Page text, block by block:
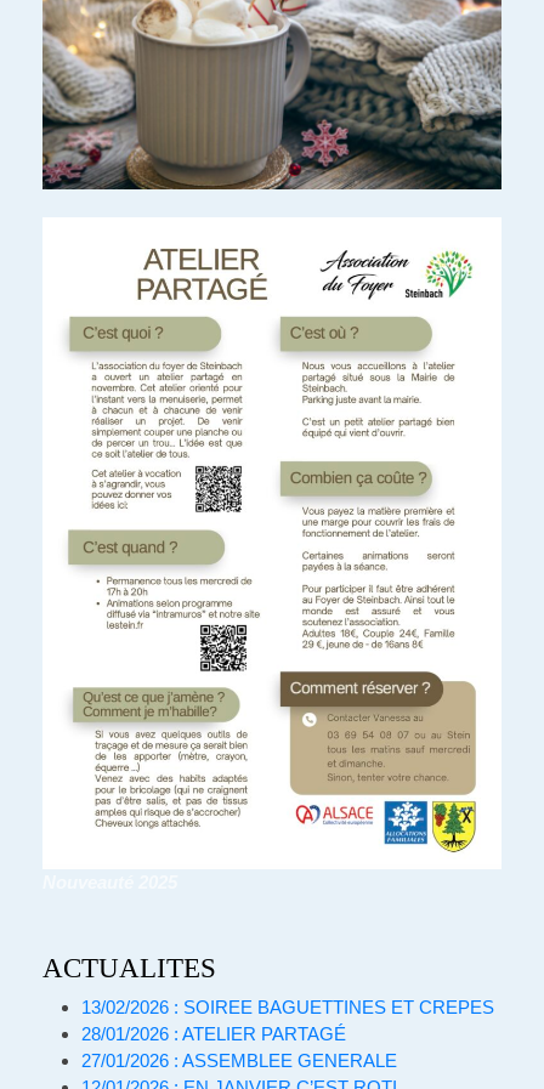
ACTUALITES
13/02/2026 : SOIREE BAGUETTINES ET CREPES
28/01/2026 : ATELIER PARTAGÉ
27/01/2026 : ASSEMBLEE GENERALE